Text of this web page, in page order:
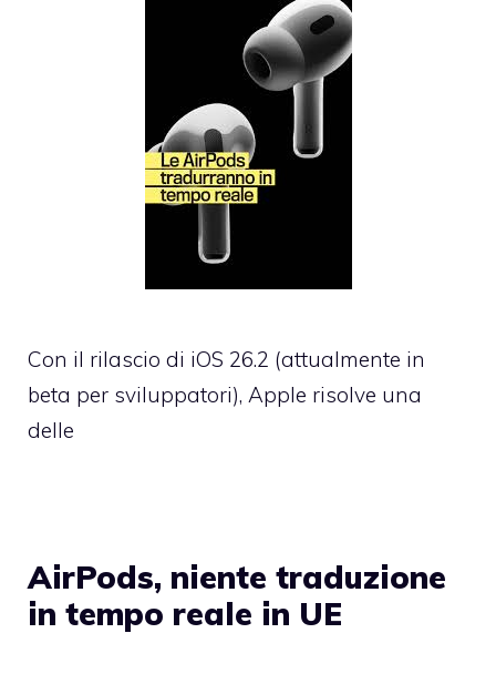
Con il rilascio di iOS 26.2 (attualmente in
beta per sviluppatori), Apple risolve una
delle
AirPods, niente traduzione
in tempo reale in UE